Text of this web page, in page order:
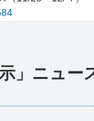
」ニュー